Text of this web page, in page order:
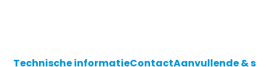
Technische informatieContactAanvullende &